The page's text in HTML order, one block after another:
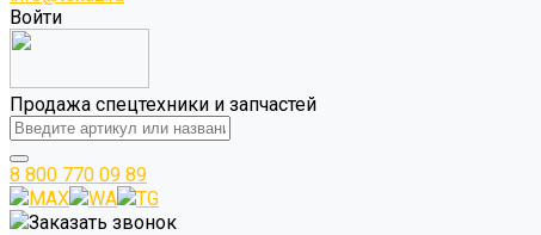
Войти
Продажа спецтехники и запчастей
8 800 770 09 89
MAX
WA
TG
Заказать звонок